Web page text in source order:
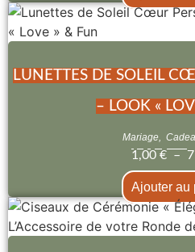
LUNETTES DE SOLEIL
– LOOK «
Mariage,
1,00 € –
Ajouter au